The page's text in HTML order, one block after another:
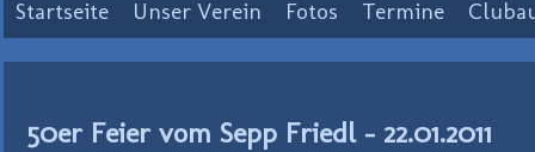
Startseite Unser Verein Fotos Termine
50er Feier vom Sepp Friedl - 22.01.2011